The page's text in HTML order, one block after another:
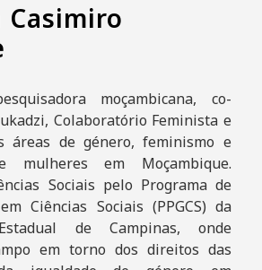
moçambicana, co-
Colaboratório Feminista e
áreas de género, feminismo e
mulheres em Moçambique.
Sociais pelo Programa de
Ciências Sociais (PPGCS) da
de Campinas, onde
em torno dos direitos das